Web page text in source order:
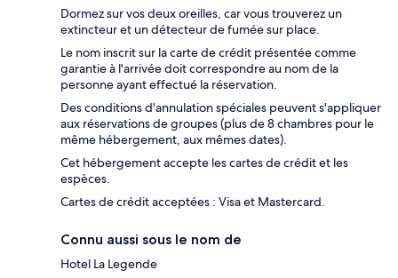
Dormez sur vos deux oreilles, car vous trouverez un
extincteur et un détecteur de fumée sur place.
Le nom inscrit sur la carte de crédit présentée comme
garantie à l'arrivée doit correspondre au nom de la
personne ayant effectué la réservation.
Des conditions d'annulation spéciales peuvent s'appliquer
aux réservations de groupes (plus de 8 chambres pour le
même hébergement, aux mêmes dates).
Cet hébergement accepte les cartes de crédit et les
espèces.
Cartes de crédit acceptées : Visa et Mastercard.
Connu aussi sous le nom de
Hotel La Legende